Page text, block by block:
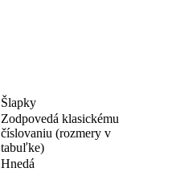
Šlapky
Zodpovedá klasickému
číslovaniu (rozmery v
tabuľke)
Hnedá